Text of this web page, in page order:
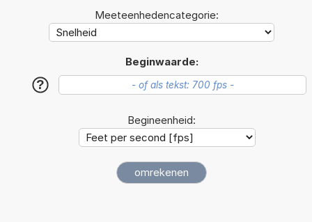
Meeteenhedencategorie:
Beginwaarde:
?
Begineenheid: